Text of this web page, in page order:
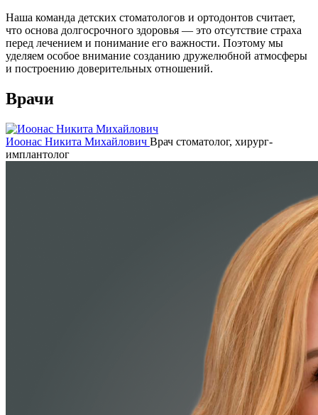
Наша команда детских стоматологов и ортодонтов считает,
что основа долгосрочного здоровья — это отсутствие страха
перед лечением и понимание его важности. Поэтому мы
уделяем особое внимание созданию дружелюбной атмосферы
и построению доверительных отношений.
Врачи
Иоонас Никита Михайлович Врач стоматолог, хирург-
имплантолог